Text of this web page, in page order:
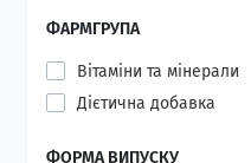
ФАРМГРУПА
Вітаміни та мінерали
Дієтична добавка
ФОРМА ВИПУСКУ